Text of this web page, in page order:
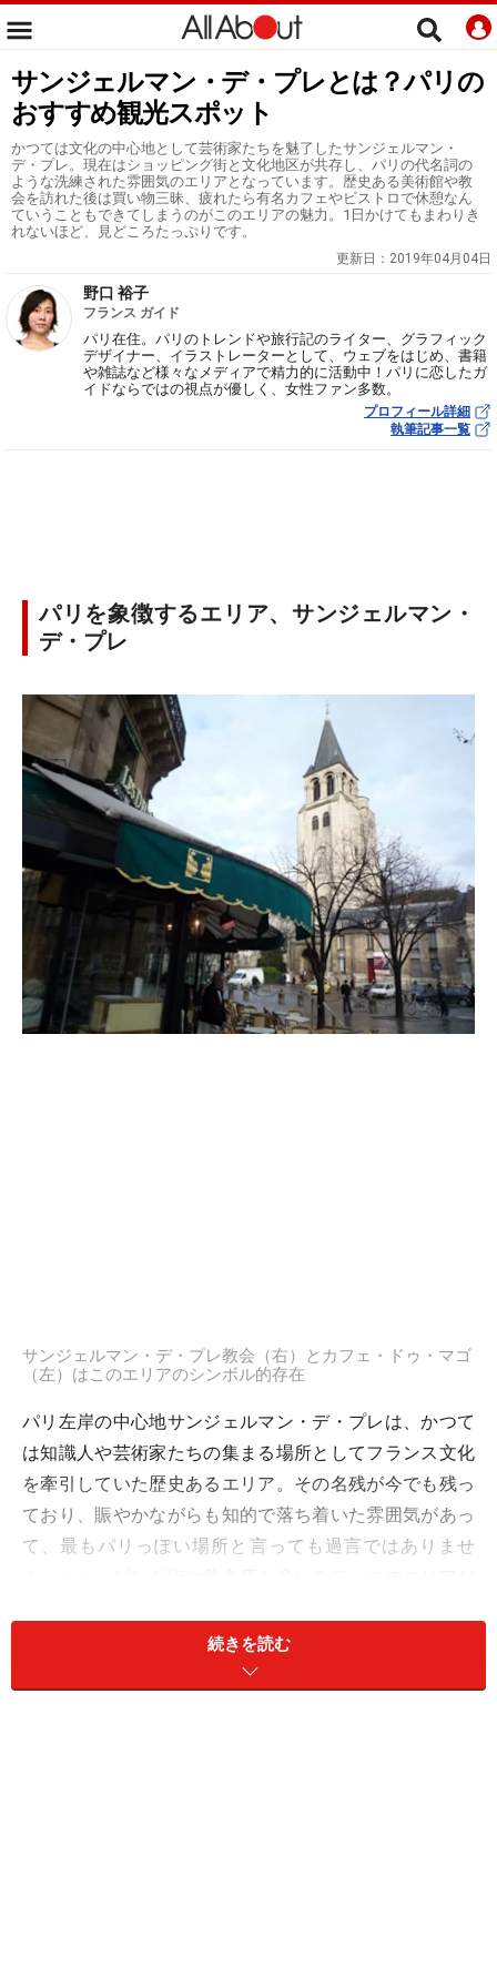
サンジェルマン・デ・プレとは？パリの
おすすめ観光スポット
かつては文化の中心地として芸術家たちを魅了したサンジェルマン・
デ・プレ。現在はショッピング街と文化地区が共存し、パリの代名詞の
ような洗練された雰囲気のエリアとなっています。歴史ある美術館や教
会を訪れた後は買い物三昧、疲れたら有名カフェやビストロで休憩なん
ていうこともできてしまうのがこのエリアの魅力。1日かけてもまわりき
れないほど、見どころたっぷりです。
更新日： 2019年04月04日
野口 裕子
フランス ガイド
パリ在住。パリのトレンドや旅行記のライター、グラフィック
デザイナー、イラストレーターとして、ウェブをはじめ、書籍
や雑誌など様々なメディアで精力的に活動中！パリに恋したガ
イドならではの視点が優しく、女性ファン多数。
プロフィール詳細
執筆記事一覧
パリを象徴するエリア、サンジェルマン・
デ・プレ
サンジェルマン・デ・プレ教会（右）とカフェ・ドゥ・マゴ
（左）はこのエリアのシンボル的存在
パリ左岸の中心地サンジェルマン・デ・プレは、かつて
は知識人や芸術家たちの集まる場所としてフランス文化
を牽引していた歴史あるエリア。その名残が今でも残っ
ており、賑やかながらも知的で落ち着いた雰囲気があっ
て、最もパリっぽい場所と言っても過言ではありませ
続きを読む